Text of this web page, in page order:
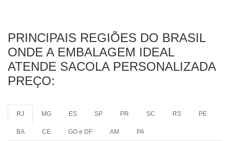
PRINCIPAIS REGIÕES DO BRASIL
ONDE A EMBALAGEM IDEAL
ATENDE SACOLA PERSONALIZADA
PREÇO:
RJ MG ES SP PR SC RS PE
BA CE GO e DF AM PA